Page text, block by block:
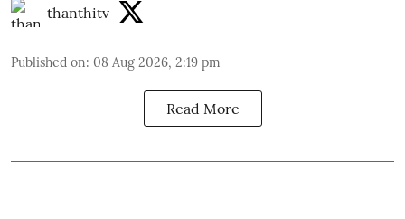
thanthitv
Published on: 08 Aug 2026, 2:19 pm
Read More